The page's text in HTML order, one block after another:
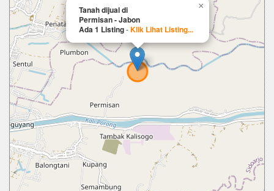
Tanah dijual di
Permisan - Jabon
Ada 1 Listing-Klik Lihat Listing...
×